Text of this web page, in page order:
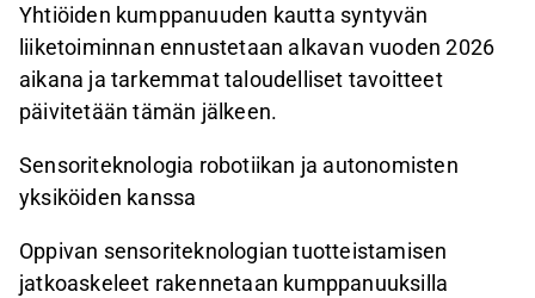
Yhtiöiden kumppanuuden kautta syntyvän
liiketoiminnan ennustetaan alkavan vuoden 2026
aikana ja tarkemmat taloudelliset tavoitteet
päivitetään tämän jälkeen.
Sensoriteknologia robotiikan ja autonomisten
yksiköiden kanssa
Oppivan sensoriteknologian tuotteistamisen
jatkoaskeleet rakennetaan kumppanuuksilla